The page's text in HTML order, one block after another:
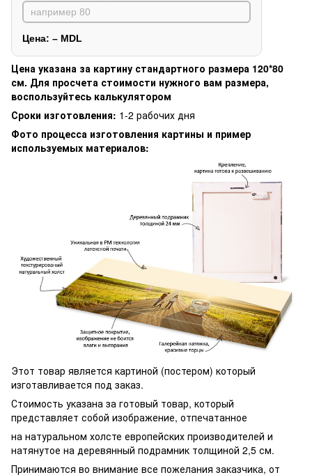
Цена: – MDL
Цена указана за картину стандартного размера 120*80
см. Для просчета стоимости нужного вам размера,
воспользуйтесь калькулятором
Сроки изготовления: 1-2 рабочих дня
Фото процесса изготовления картины и пример
используемых материалов:
Этот товар является картиной (постером) который
изготавливается под заказ.
Стоимость указана за готовый товар, который
представляет собой изображение, отпечатанное
на натуральном холсте европейских производителей и
натянутое на деревянный подрамник толщиной 2,5 см.
Принимаются во внимание все пожелания заказчика, от